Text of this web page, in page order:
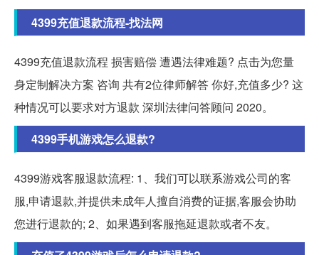
4399充值退款流程-找法网
4399充值退款流程 损害赔偿 遭遇法律难题? 点击为您量
身定制解决方案 咨询 共有2位律师解答 你好,充值多少? 这
种情况可以要求对方退款 深圳法律问答顾问 2020。
4399手机游戏怎么退款?
4399游戏客服退款流程: 1、我们可以联系游戏公司的客
服,申请退款,并提供未成年人擅自消费的证据,客服会协助
您进行退款的; 2、如果遇到客服拖延退款或者不友。